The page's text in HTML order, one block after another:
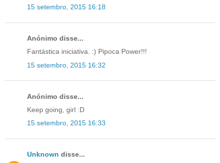
15 setembro, 2015 16:18
Anónimo disse...
Fantástica iniciativa. :) Pipoca Power!!!
15 setembro, 2015 16:32
Anónimo disse...
Keep going, girl :D
15 setembro, 2015 16:33
Unknown disse...